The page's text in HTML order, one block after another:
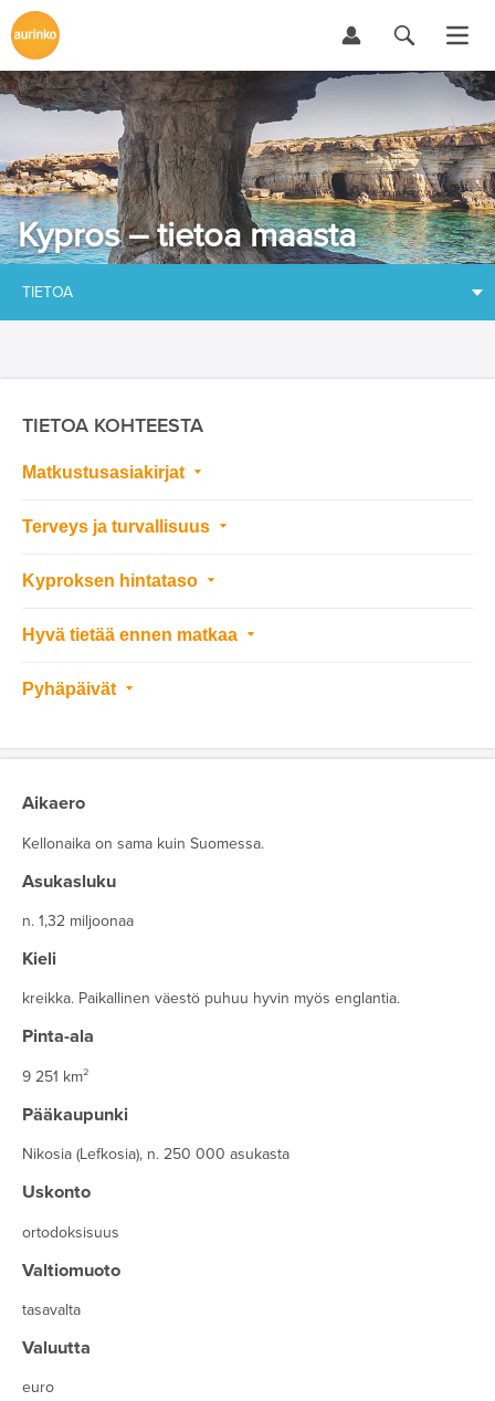
Kypros – tietoa maasta
TIETOA
TIETOA KOHTEESTA
Matkustusasiakirjat
Terveys ja turvallisuus
Kyproksen hintataso
Hyvä tietää ennen matkaa
Pyhäpäivät
Aikaero
Kellonaika on sama kuin Suomessa.
Asukasluku
n. 1,32 miljoonaa
Kieli
kreikka. Paikallinen väestö puhuu hyvin myös englantia.
Pinta-ala
9 251 km²
Pääkaupunki
Nikosia (Lefkosia), n. 250 000 asukasta
Uskonto
ortodoksisuus
Valtiomuoto
tasavalta
Valuutta
euro